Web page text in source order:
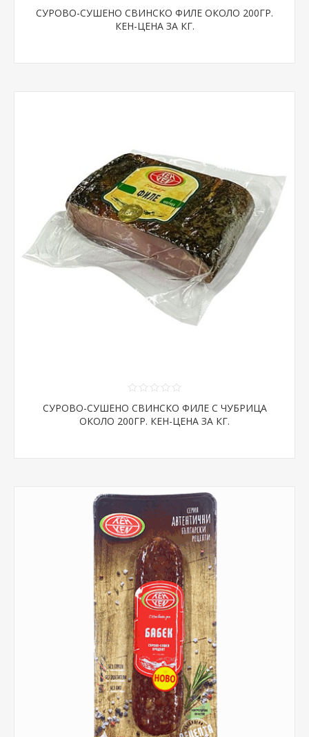
СУРОВО-СУШЕНО СВИНСКО ФИЛЕ ОКОЛО 200ГР.
КЕН-ЦЕНА ЗА КГ.
СУРОВО-СУШЕНО СВИНСКО ФИЛЕ С ЧУБРИЦА
ОКОЛО 200ГР. КЕН-ЦЕНА ЗА КГ.